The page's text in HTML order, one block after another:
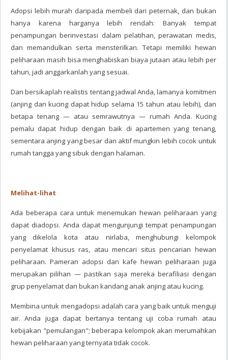
Adopsi lebih murah daripada membeli dari peternak, dan bukan
hanya karena harganya lebih rendah: Banyak tempat
penampungan berinvestasi dalam pelatihan, perawatan medis,
dan memandulkan serta mensterilkan. Tetapi memiliki hewan
peliharaan masih bisa menghabiskan biaya jutaan atau lebih per
tahun, jadi anggarkanlah yang sesuai.
Dan bersikaplah realistis tentang jadwal Anda, lamanya komitmen
(anjing dan kucing dapat hidup selama 15 tahun atau lebih), dan
betapa tenang — atau semrawutnya — rumah Anda. Kucing
pemalu dapat hidup dengan baik di apartemen yang tenang,
sementara anjing yang besar dan aktif mungkin lebih cocok untuk
rumah tangga yang sibuk dengan halaman.
Melihat-lihat
Ada beberapa cara untuk menemukan hewan peliharaan yang
dapat diadopsi. Anda dapat mengunjungi tempat penampungan
yang dikelola kota atau nirlaba, menghubungi kelompok
penyelamat khusus ras, atau mencari situs pencarian hewan
peliharaan. Pameran adopsi dan kafe hewan peliharaan juga
merupakan pilihan — pastikan saja mereka berafiliasi dengan
grup penyelamat dan bukan kandang anak anjing atau kucing.
Membina untuk mengadopsi adalah cara yang baik untuk menguji
air. Anda juga dapat bertanya tentang uji coba rumah atau
kebijakan "pemulangan"; beberapa kelompok akan merumahkan
hewan peliharaan yang ternyata tidak cocok.